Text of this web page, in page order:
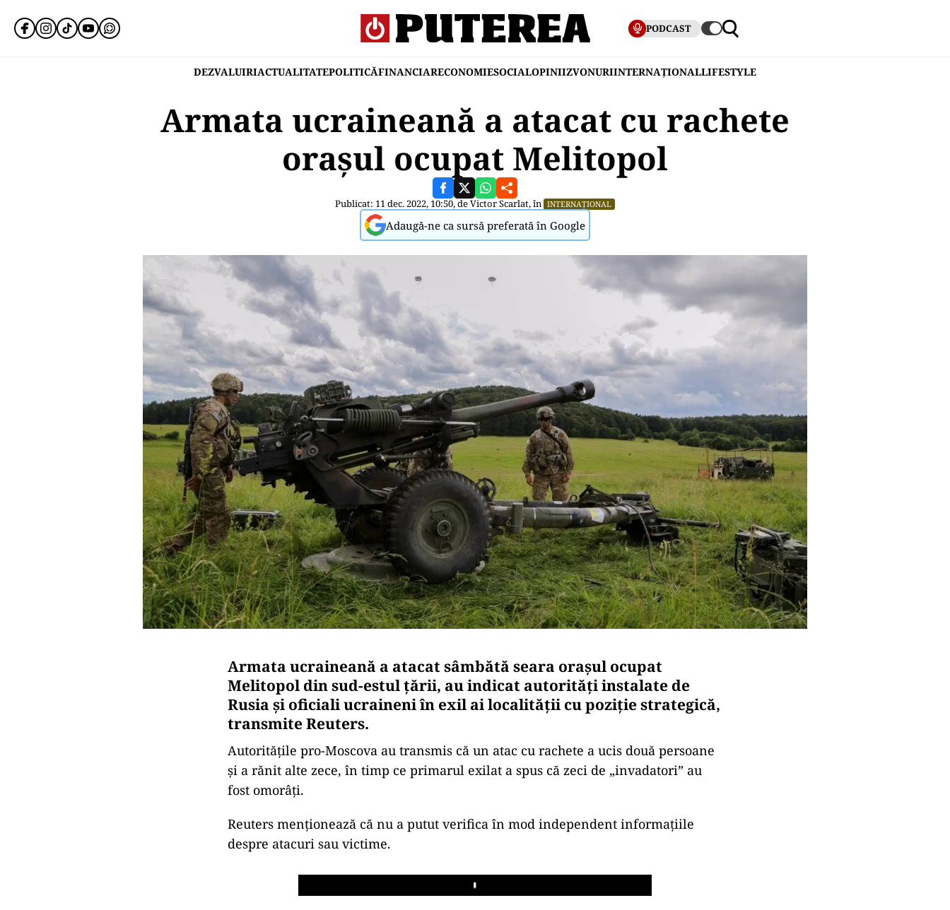
PODCAST
DEZVALUIRIACTUALITATEPOLITICĂFINANCIARECONOMIESOCIALOPINIIZVONURIINTERNAȚIONALLIFESTYLE
Armata ucraineană a atacat cu rachete
orașul ocupat Melitopol
Publicat: 11 dec. 2022, 10:50, deVictor Scarlat, în INTERNAȚIONAL
Adaugă-ne ca sursă preferată în Google
Armata ucraineană a atacat sâmbătă seara oraşul ocupat
Melitopol din sud-estul ţării, au indicat autorităţi instalate de
Rusia şi oficiali ucraineni în exil ai localităţii cu poziţie strategică,
transmite Reuters.
Autorităţile pro-Moscova au transmis că un atac cu rachete a ucis două persoane
şi a rănit alte zece, în timp ce primarul exilat a spus că zeci de „invadatori” au
fost omorâţi.
Reuters menţionează că nu a putut verifica în mod independent informaţiile
despre atacuri sau victime.
Play